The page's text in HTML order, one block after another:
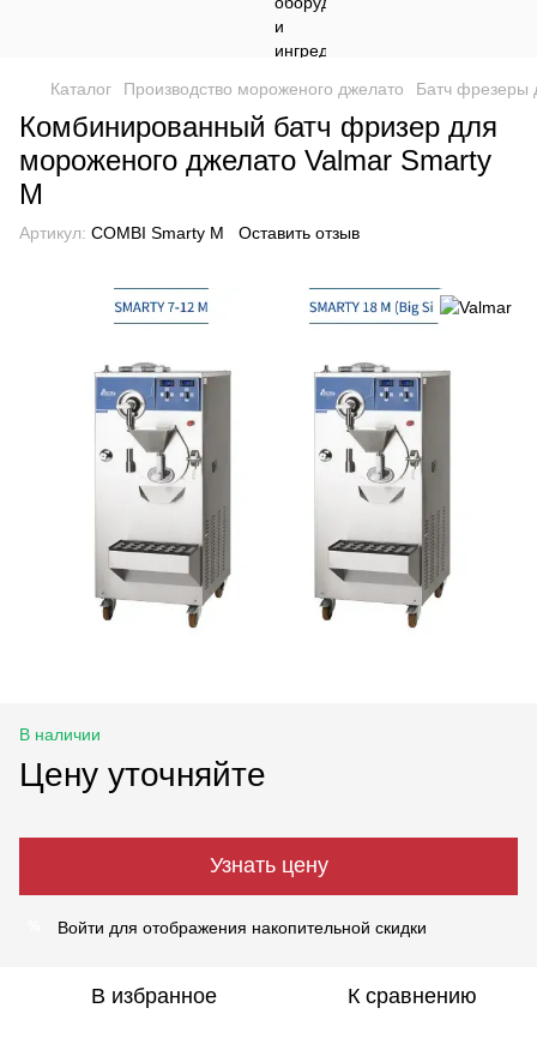
Каталог Производство мороженого джелато Батч фрезеры
Комбинированный батч фризер для
мороженого джелато Valmar Smarty
М
Артикул: COMBI Smarty М Оставить отзыв
В наличии
Цену уточняйте
Узнать цену
Войти для отображения накопительной скидки
В избранное К сравнению